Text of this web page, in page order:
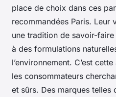
place de choix dans ces
recommandées Paris. Leur
une tradition de savoir-
à des formulations
l’environnement. C’est
les consommateurs
et sûrs. Des marques telles